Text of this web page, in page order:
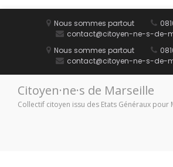
Nous sommes partout
contact@citoyen-ne-s-de-
Nous sommes partout
contact@citoyen-ne-s-de-
Citoyen·ne·s de Marseille
Collectif citoyen issu des Etats Généraux pour